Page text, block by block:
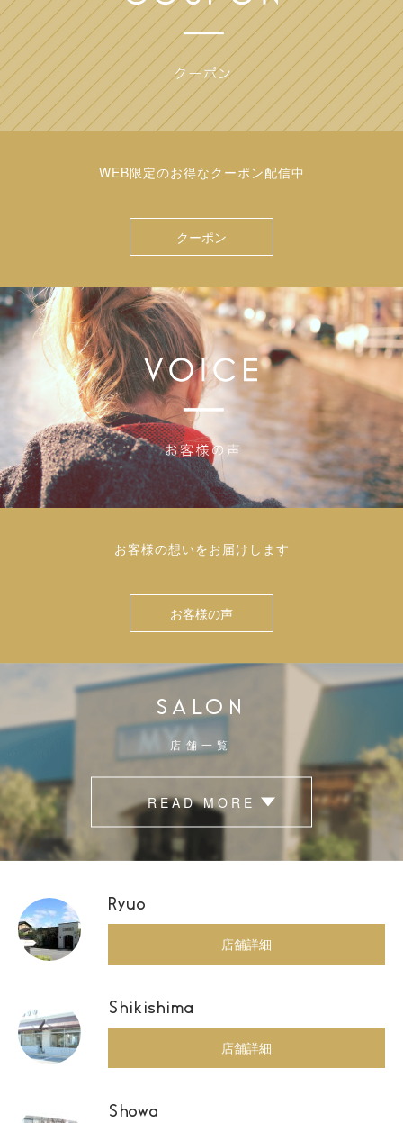
WEB限定のお得なクーポン配信中
クーポン
お客様の想いをお届けします
お客様の声
SALON
店舗一覧
READ MORE
Ryuo
店舗詳細
Shikishima
店舗詳細
Showa